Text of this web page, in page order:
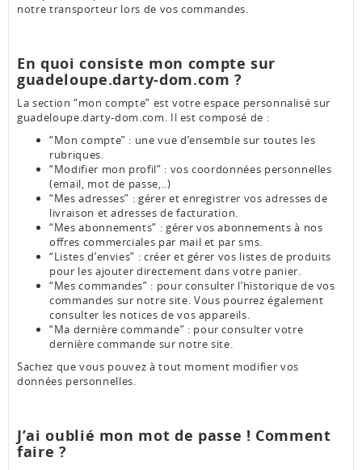
notre transporteur lors de vos commandes.
En quoi consiste mon compte sur
guadeloupe.darty-dom.com ?
La section “mon compte” est votre espace personnalisé sur
guadeloupe.darty-dom.com. Il est composé de :
“Mon compte” : une vue d’ensemble sur toutes les
rubriques.
“Modifier mon profil” : vos coordonnées personnelles
(email, mot de passe,..)
“Mes adresses” : gérer et enregistrer vos adresses de
livraison et adresses de facturation.
“Mes abonnements” : gérer vos abonnements à nos
offres commerciales par mail et par sms.
“Listes d’envies” : créer et gérer vos listes de produits
pour les ajouter directement dans votre panier.
“Mes commandes” : pour consulter l’historique de vos
commandes sur notre site. Vous pourrez également
consulter les notices de vos appareils.
“Ma dernière commande” : pour consulter votre
dernière commande sur notre site.
Sachez que vous pouvez à tout moment modifier vos
données personnelles.
J’ai oublié mon mot de passe ! Comment
faire ?